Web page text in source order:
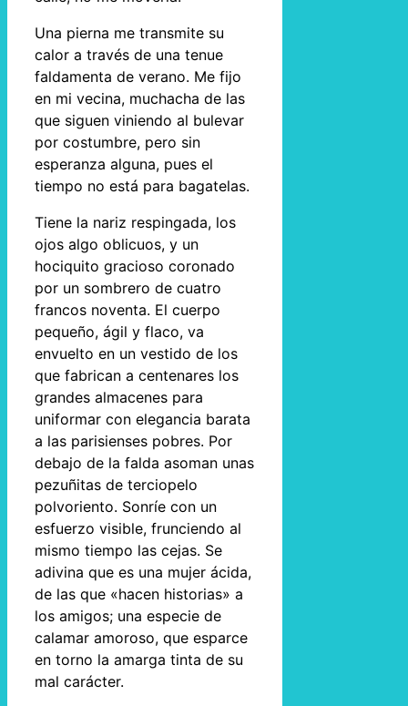
Una pierna me transmite su
calor a través de una tenue
faldamenta de verano. Me fijo
en mi vecina, muchacha de las
que siguen viniendo al bulevar
por costumbre, pero sin
esperanza alguna, pues el
tiempo no está para bagatelas.
Tiene la nariz respingada, los
ojos algo oblicuos, y un
hociquito gracioso coronado
por un sombrero de cuatro
francos noventa. El cuerpo
pequeño, ágil y flaco, va
envuelto en un vestido de los
que fabrican a centenares los
grandes almacenes para
uniformar con elegancia barata
a las parisienses pobres. Por
debajo de la falda asoman unas
pezuñitas de terciopelo
polvoriento. Sonríe con un
esfuerzo visible, frunciendo al
mismo tiempo las cejas. Se
adivina que es una mujer ácida,
de las que «hacen historias» a
los amigos; una especie de
calamar amoroso, que esparce
en torno la amarga tinta de su
mal carácter.